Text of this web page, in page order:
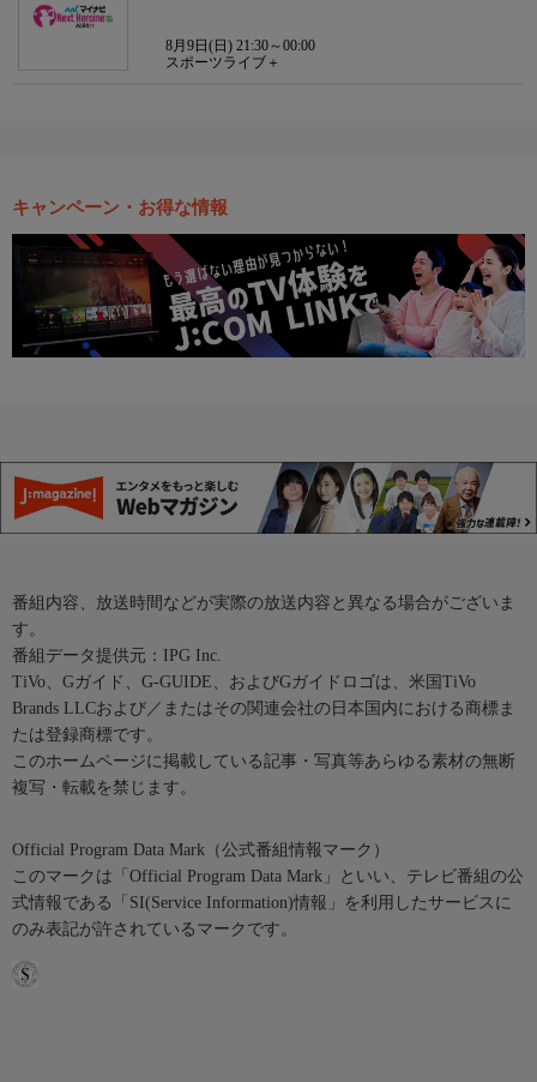
8月9日(日) 21:30～00:00
スポーツライブ＋
キャンペーン・お得な情報
番組内容、放送時間などが実際の放送内容と異なる場合がございま
す。
番組データ提供元：IPG Inc.
TiVo、Gガイド、G-GUIDE、およびGガイドロゴは、米国TiVo
Brands LLCおよび／またはその関連会社の日本国内における商標ま
たは登録商標です。
このホームページに掲載している記事・写真等あらゆる素材の無断
複写・転載を禁じます。
Official Program Data Mark（公式番組情報マーク）
このマークは「Official Program Data Mark」といい、テレビ番組の公
式情報である「SI(Service Information)情報」を利用したサービスに
のみ表記が許されているマークです。